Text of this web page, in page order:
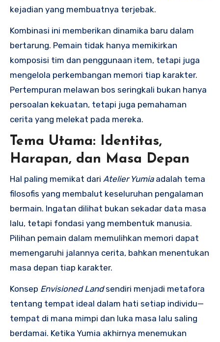
kejadian yang membuatnya terjebak.
Kombinasi ini memberikan dinamika baru dalam
bertarung. Pemain tidak hanya memikirkan
komposisi tim dan penggunaan item, tetapi juga
mengelola perkembangan memori tiap karakter.
Pertempuran melawan bos seringkali bukan hanya
persoalan kekuatan, tetapi juga pemahaman
cerita yang melekat pada mereka.
Tema Utama: Identitas,
Harapan, dan Masa Depan
Hal paling memikat dari Atelier Yumiaadalah tema
filosofis yang membalut keseluruhan pengalaman
bermain. Ingatan dilihat bukan sekadar data masa
lalu, tetapi fondasi yang membentuk manusia.
Pilihan pemain dalam memulihkan memori dapat
memengaruhi jalannya cerita, bahkan menentukan
masa depan tiap karakter.
Konsep Envisioned Landsendiri menjadi metafora
tentang tempat ideal dalam hati setiap individu—
tempat di mana mimpi dan luka masa lalu saling
berdamai. Ketika Yumia akhirnya menemukan